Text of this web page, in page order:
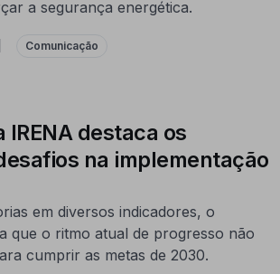
a segurança energética.
Comunicação
IRENA destaca os
na implementação
em diversos indicadores, o
que o ritmo atual de progresso não
cumprir as metas de 2030.